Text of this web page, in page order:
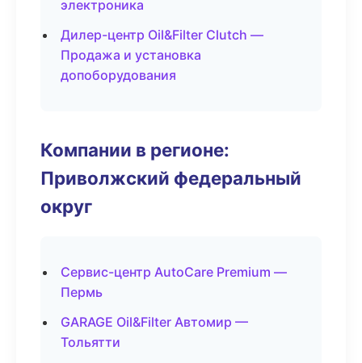
электроника
Дилер-центр Oil&Filter Clutch —
Продажа и установка
допоборудования
Компании в регионе:
Приволжский федеральный
округ
Сервис-центр AutoCare Premium —
Пермь
GARAGE Oil&Filter Автомир —
Тольятти